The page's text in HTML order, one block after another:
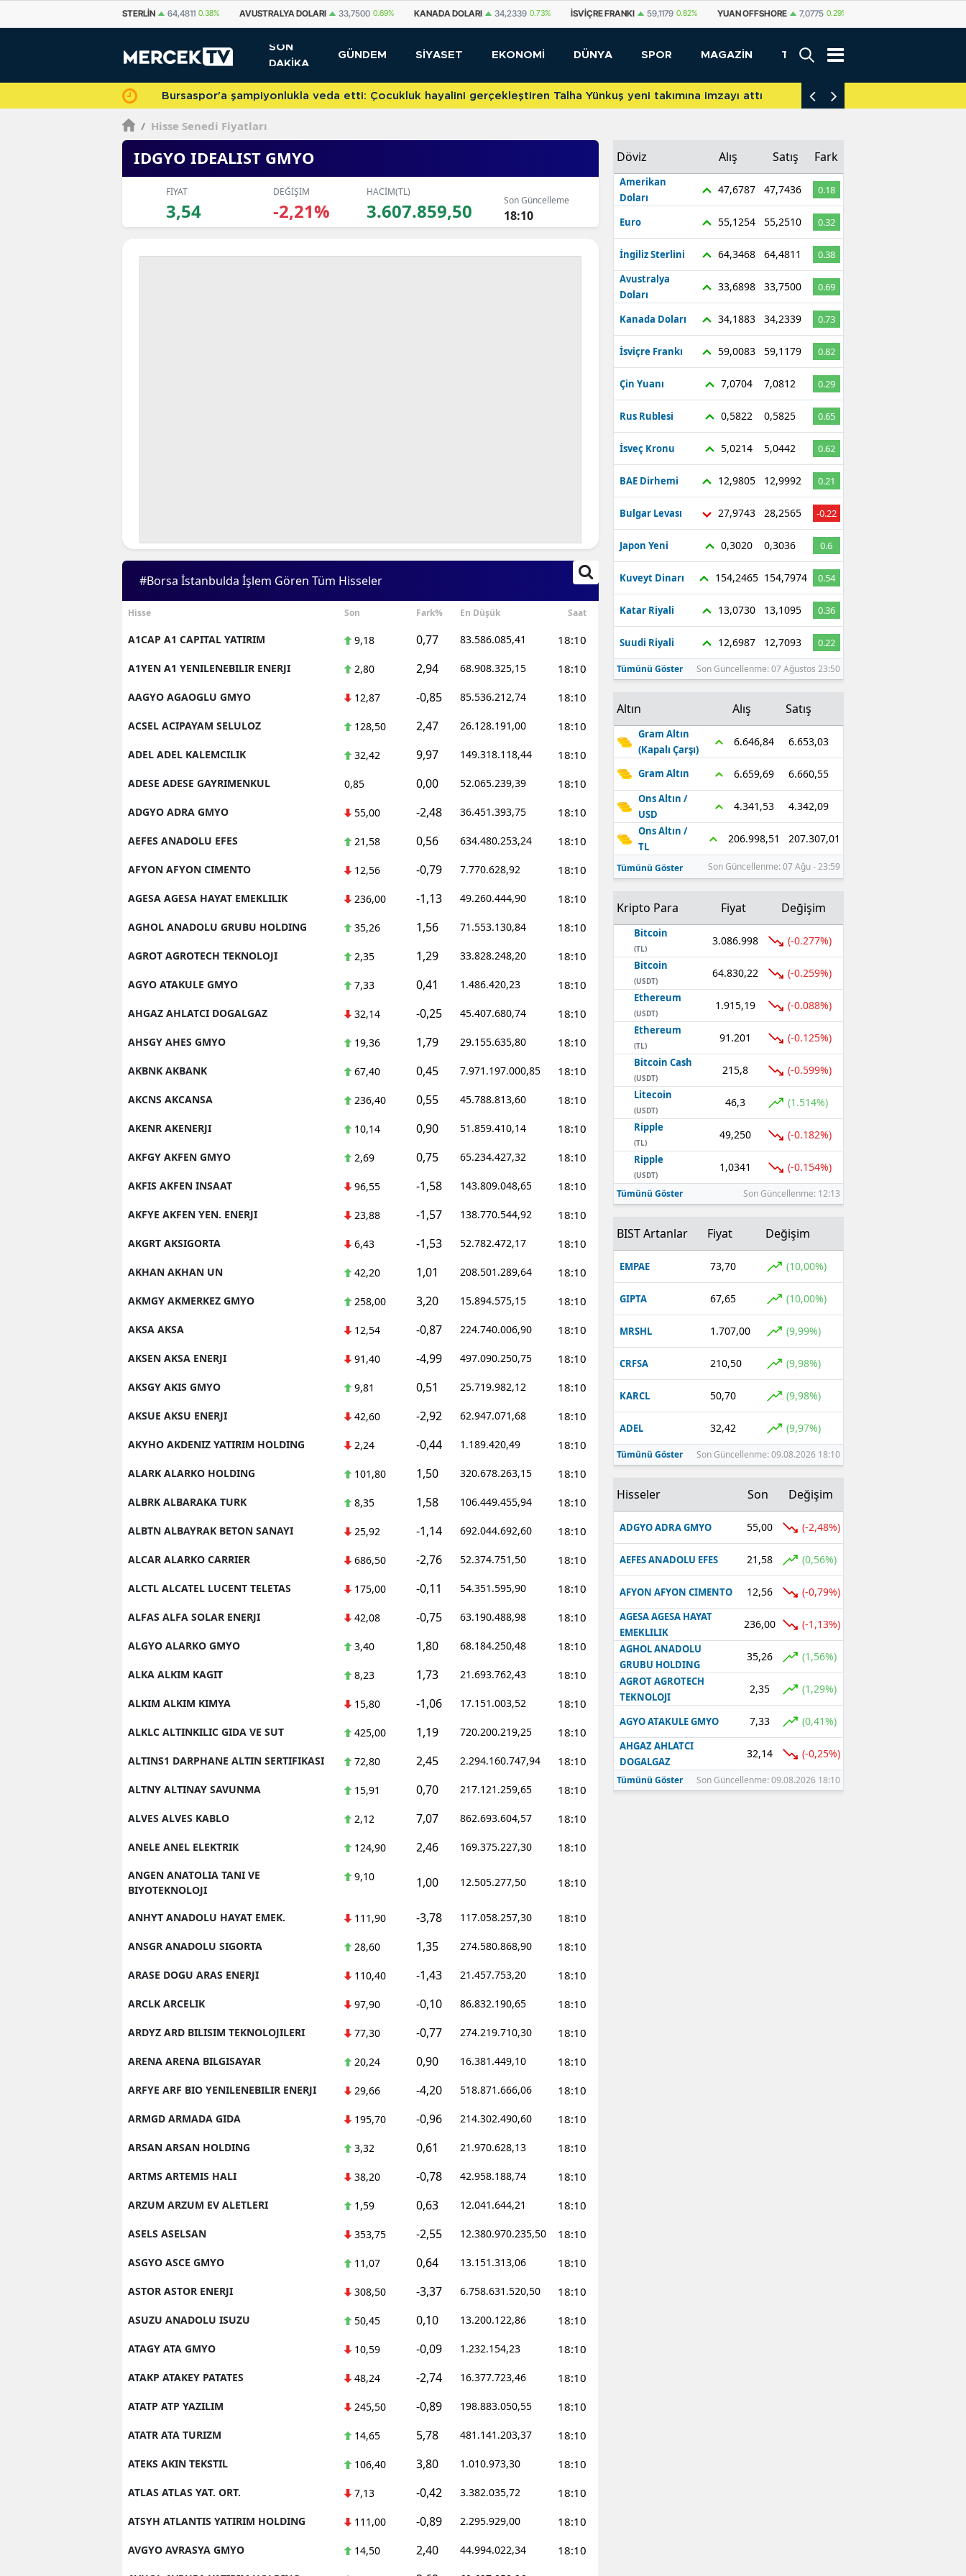
AVUSTRALYA DOLARI 33,7500 0.69% KANADA DOLARI 34,2339 0.73% İSVIÇRE FRANKI 59,1179 0.82% YUAN OFFSHORE 7,0775 0.29% YUAN 7,0812 0.29%
SON
DAKİKA
GÜNDEM SİYASET EKONOMİ DÜNYA SPOR MAGAZİN TEKNOLOJİ
Bursaspor'a şampiyonlukla veda etti: Çocukluk hayalini gerçekleştiren Talha Yünkuş yeni takımına imzayı attı
/ Hisse Senedi Fiyatları
IDGYO IDEALIST GMYO
FİYAT
3,54
DEĞİŞİM
-2,21%
HACİM(TL)
3.607.859,50 Son Güncelleme
18:10
#Borsa İstanbulda İşlem Gören Tüm Hisseler
Hisse Son Fark% En Düşük Saat
A1CAP A1 CAPITAL YATIRIM 9,18 0,77 83.586.085,41 18:10
A1YEN A1 YENILENEBILIR ENERJI 2,80 2,94 68.908.325,15 18:10
AAGYO AGAOGLU GMYO 12,87 -0,85 85.536.212,74 18:10
ACSEL ACIPAYAM SELULOZ 128,50 2,47 26.128.191,00 18:10
ADEL ADEL KALEMCILIK 32,42 9,97 149.318.118,44 18:10
ADESE ADESE GAYRIMENKUL 0,85 0,00 52.065.239,39 18:10
ADGYO ADRA GMYO 55,00 -2,48 36.451.393,75 18:10
AEFES ANADOLU EFES 21,58 0,56 634.480.253,24 18:10
AFYON AFYON CIMENTO 12,56 -0,79 7.770.628,92 18:10
AGESA AGESA HAYAT EMEKLILIK 236,00 -1,13 49.260.444,90 18:10
AGHOL ANADOLU GRUBU HOLDING 35,26 1,56 71.553.130,84 18:10
AGROT AGROTECH TEKNOLOJI 2,35 1,29 33.828.248,20 18:10
AGYO ATAKULE GMYO 7,33 0,41 1.486.420,23 18:10
AHGAZ AHLATCI DOGALGAZ 32,14 -0,25 45.407.680,74 18:10
AHSGY AHES GMYO 19,36 1,79 29.155.635,80 18:10
AKBNK AKBANK 67,40 0,45 7.971.197.000,85 18:10
AKCNS AKCANSA 236,40 0,55 45.788.813,60 18:10
AKENR AKENERJI 10,14 0,90 51.859.410,14 18:10
AKFGY AKFEN GMYO 2,69 0,75 65.234.427,32 18:10
AKFIS AKFEN INSAAT 96,55 -1,58 143.809.048,65 18:10
AKFYE AKFEN YEN. ENERJI 23,88 -1,57 138.770.544,92 18:10
AKGRT AKSIGORTA 6,43 -1,53 52.782.472,17 18:10
AKHAN AKHAN UN 42,20 1,01 208.501.289,64 18:10
AKMGY AKMERKEZ GMYO 258,00 3,20 15.894.575,15 18:10
AKSA AKSA 12,54 -0,87 224.740.006,90 18:10
AKSEN AKSA ENERJI 91,40 -4,99 497.090.250,75 18:10
AKSGY AKIS GMYO 9,81 0,51 25.719.982,12 18:10
AKSUE AKSU ENERJI 42,60 -2,92 62.947.071,68 18:10
AKYHO AKDENIZ YATIRIM HOLDING 2,24 -0,44 1.189.420,49 18:10
ALARK ALARKO HOLDING 101,80 1,50 320.678.263,15 18:10
ALBRK ALBARAKA TURK 8,35 1,58 106.449.455,94 18:10
ALBTN ALBAYRAK BETON SANAYI 25,92 -1,14 692.044.692,60 18:10
ALCAR ALARKO CARRIER 686,50 -2,76 52.374.751,50 18:10
ALCTL ALCATEL LUCENT TELETAS 175,00 -0,11 54.351.595,90 18:10
ALFAS ALFA SOLAR ENERJI 42,08 -0,75 63.190.488,98 18:10
ALGYO ALARKO GMYO 3,40 1,80 68.184.250,48 18:10
ALKA ALKIM KAGIT 8,23 1,73 21.693.762,43 18:10
ALKIM ALKIM KIMYA 15,80 -1,06 17.151.003,52 18:10
ALKLC ALTINKILIC GIDA VE SUT 425,00 1,19 720.200.219,25 18:10
ALTINS1 DARPHANE ALTIN SERTIFIKASI 72,80 2,45 2.294.160.747,94 18:10
ALTNY ALTINAY SAVUNMA 15,91 0,70 217.121.259,65 18:10
ALVES ALVES KABLO 2,12 7,07 862.693.604,57 18:10
ANELE ANEL ELEKTRIK 124,90 2,46 169.375.227,30 18:10
ANGEN ANATOLIA TANI VE
BIYOTEKNOLOJI
9,10 1,00 12.505.277,50 18:10
ANHYT ANADOLU HAYAT EMEK. 111,90 -3,78 117.058.257,30 18:10
ANSGR ANADOLU SIGORTA 28,60 1,35 274.580.868,90 18:10
ARASE DOGU ARAS ENERJI 110,40 -1,43 21.457.753,20 18:10
ARCLK ARCELIK 97,90 -0,10 86.832.190,65 18:10
ARDYZ ARD BILISIM TEKNOLOJILERI 77,30 -0,77 274.219.710,30 18:10
ARENA ARENA BILGISAYAR 20,24 0,90 16.381.449,10 18:10
ARFYE ARF BIO YENILENEBILIR ENERJI 29,66 -4,20 518.871.666,06 18:10
ARMGD ARMADA GIDA 195,70 -0,96 214.302.490,60 18:10
ARSAN ARSAN HOLDING 3,32 0,61 21.970.628,13 18:10
ARTMS ARTEMIS HALI 38,20 -0,78 42.958.188,74 18:10
ARZUM ARZUM EV ALETLERI 1,59 0,63 12.041.644,21 18:10
ASELS ASELSAN 353,75 -2,55 12.380.970.235,50 18:10
ASGYO ASCE GMYO 11,07 0,64 13.151.313,06 18:10
ASTOR ASTOR ENERJI 308,50 -3,37 6.758.631.520,50 18:10
ASUZU ANADOLU ISUZU 50,45 0,10 13.200.122,86 18:10
ATAGY ATA GMYO 10,59 -0,09 1.232.154,23 18:10
ATAKP ATAKEY PATATES 48,24 -2,74 16.377.723,46 18:10
ATATP ATP YAZILIM 245,50 -0,89 198.883.050,55 18:10
ATATR ATA TURIZM 14,65 5,78 481.141.203,37 18:10
ATEKS AKIN TEKSTIL 106,40 3,80 1.010.973,30 18:10
ATLAS ATLAS YAT. ORT. 7,13 -0,42 3.382.035,72 18:10
ATSYH ATLANTIS YATIRIM HOLDING 111,00 -0,89 2.295.929,00 18:10
AVGYO AVRASYA GMYO 14,50 2,40 44.994.022,34 18:10
Döviz Alış Satış Fark
Amerikan
Doları
47,6787 47,7436 0.18
Euro 55,1254 55,2510 0.32
İngiliz Sterlini 64,3468 64,4811
0.38
Avustralya
Doları
33,6898 33,7500 0.69
Kanada Doları 34,1883 34,2339 0.73
İsviçre Frankı 59,0083 59,1179 0.82
Çin Yuanı 7,0704 7,0812 0.29
Rus Rublesi 0,5822 0,5825 0.65
İsveç Kronu 5,0214 5,0442 0.62
BAE Dirhemi 12,9805 12,9992 0.21
Bulgar Levası 27,9743 28,2565 -0.22
Japon Yeni 0,3020 0,3036 0.6
Kuveyt Dinarı 154,2465 154,7974 0.54
Katar Riyali 13,0730 13,1095 0.36
Suudi Riyali 12,6987 12,7093 0.22
Tümünü Göster Son Güncellenme: 07 Ağustos 23:50
Altın Alış Satış
Gram Altın
(Kapalı Çarşı)
6.646,84 6.653,03
Gram Altın 6.659,69 6.660,55
Ons Altın /
USD
4.341,53 4.342,09
Ons Altın /
TL
206.998,51 207.307,01
Tümünü Göster Son Güncellenme: 07 Ağu - 23:59
Kripto Para Fiyat Değişim
Bitcoin
(TL)
3.086.998 (-0.277%)
Bitcoin
(USDT)
64.830,22 (-0.259%)
Ethereum
(USDT)
1.915,19 (-0.088%)
Ethereum
(TL)
91.201 (-0.125%)
Bitcoin Cash
(USDT)
215,8 (-0.599%)
Litecoin
(USDT)
46,3 (1.514%)
Ripple
(TL)
49,250 (-0.182%)
Ripple
(USDT)
1,0341 (-0.154%)
Tümünü Göster Son Güncellenme: 12:13
BIST Artanlar Fiyat Değişim
EMPAE 73,70 (10,00%)
GIPTA 67,65 (10,00%)
MRSHL 1.707,00 (9,99%)
CRFSA 210,50 (9,98%)
KARCL 50,70 (9,98%)
ADEL 32,42 (9,97%)
Tümünü Göster Son Güncellenme: 09.08.2026 18:10
Hisseler Son Değişim
ADGYO ADRA GMYO 55,00 (-2,48%)
AEFES ANADOLU EFES 21,58 (0,56%)
AFYON AFYON CIMENTO 12,56 (-0,79%)
AGESA AGESA HAYAT
EMEKLILIK
236,00 (-1,13%)
AGHOL ANADOLU
GRUBU HOLDING
35,26 (1,56%)
AGROT AGROTECH
TEKNOLOJI
2,35 (1,29%)
AGYO ATAKULE GMYO 7,33 (0,41%)
AHGAZ AHLATCI
DOGALGAZ
32,14 (-0,25%)
Tümünü Göster Son Güncellenme: 09.08.2026 18:10